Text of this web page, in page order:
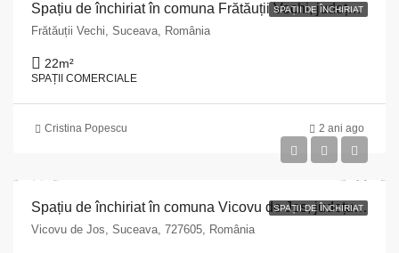
SPAȚII DE ÎNCHIRIAT
Spațiu de închiriat în comuna Frătăuții Vechi, județul Suceava
Frătăuții Vechi, Suceava, România
22m²
SPAȚII COMERCIALE
Cristina Popescu 2 ani ago
SPAȚII DE ÎNCHIRIAT
Spațiu de închiriat în comuna Vicovu de Jos, județul Suceava
Vicovu de Jos, Suceava, 727605, România